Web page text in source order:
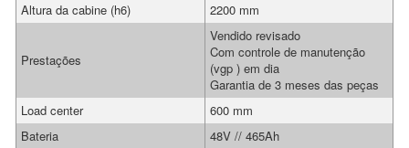
Altura da cabine (h6)
2200 mm
Prestações
Vendido revisado
Com controle de manutenção
(vgp ) em dia
Garantia de 3 meses das peças
Load center
600 mm
Bateria
48V // 465Ah